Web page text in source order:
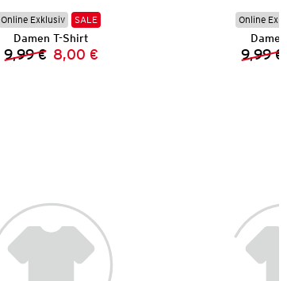
Online Exklusiv SALE
Damen T-Shirt
Vorheriger Preis:
9,99 € Neuer Preis:
8,00 €
Online
9,99 €